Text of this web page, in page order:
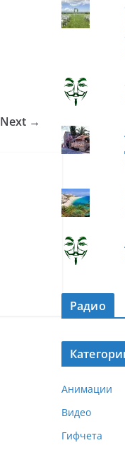
Next →
Радио
Анимации
Видео
Гифчета